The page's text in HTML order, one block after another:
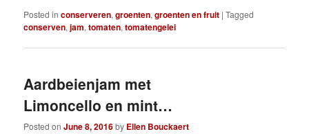
Posted in conserveren,groenten,groenten en fruit |Tagged
conserven,jam,tomaten,tomatengelei
Aardbeienjam met
Limoncello en mint…
Posted onJune 8, 2016by Ellen Bouckaert